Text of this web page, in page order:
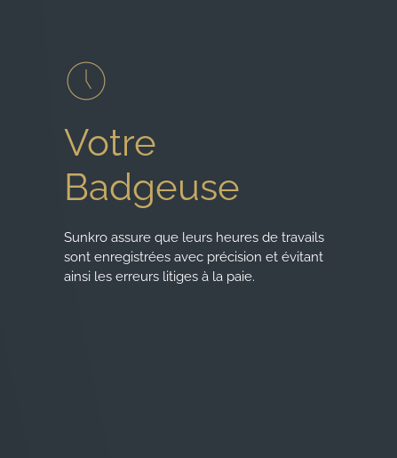
Votre
Badgeuse
Sunkro assure que leurs heures de travails
sont enregistrées avec précision et évitant
ainsi les erreurs litiges à la paie.